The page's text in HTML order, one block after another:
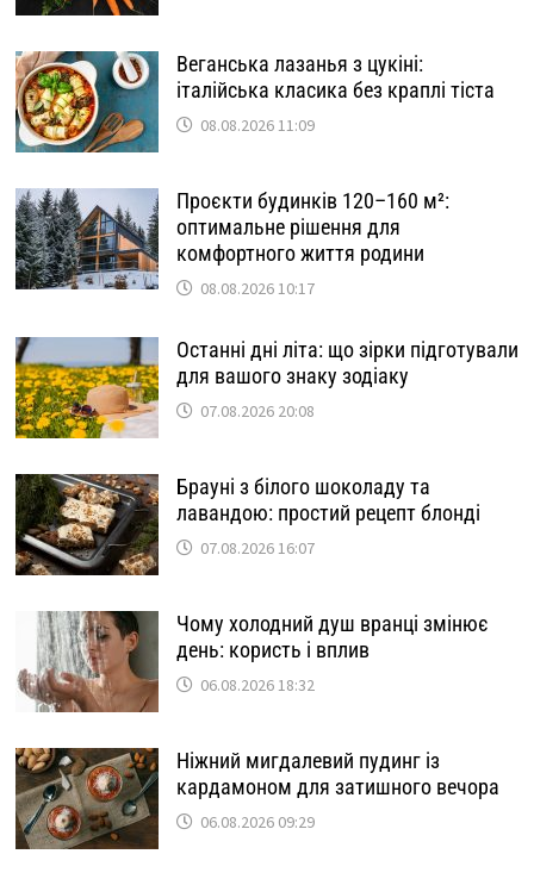
Веганська лазанья з цукіні:
італійська класика без краплі тіста
08.08.2026 11:09
Проєкти будинків 120–160 м²:
оптимальне рішення для
комфортного життя родини
08.08.2026 10:17
Останні дні літа: що зірки підготували
для вашого знаку зодіаку
07.08.2026 20:08
Брауні з білого шоколаду та
лавандою: простий рецепт блонді
07.08.2026 16:07
Чому холодний душ вранці змінює
день: користь і вплив
06.08.2026 18:32
Ніжний мигдалевий пудинг із
кардамоном для затишного вечора
06.08.2026 09:29